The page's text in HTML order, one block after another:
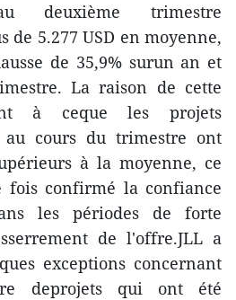
deuxième trimestre
de 5.277 USD en moyenne,
de 35,9% surun an et
La raison de cette
à ceque les projets
au cours du trimestre ont
à la moyenne, ce
fois confirmé la confiance
les périodes de forte
de l'offre.JLL a
exceptions concernant
deprojets qui ont été